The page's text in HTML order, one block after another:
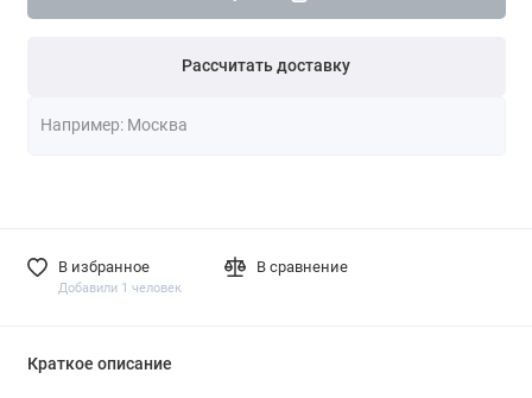
Рассчитать доставку
В избранное
Добавили 1 человек
В сравнение
Краткое описание